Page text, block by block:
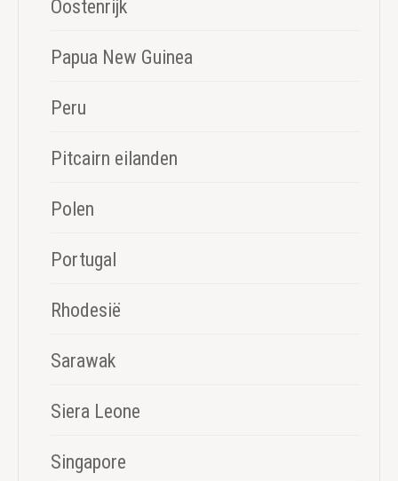
Oostenrijk
Papua New Guinea
Peru
Pitcairn eilanden
Polen
Portugal
Rhodesië
Sarawak
Siera Leone
Singapore